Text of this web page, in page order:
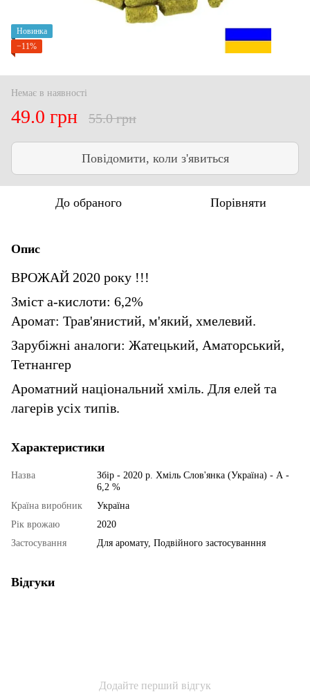
Новинка
−11%
Немає в наявності
49.0 грн 55.0 грн
Повідомити, коли з'явиться
До обраного Порівняти
Опис
ВРОЖАЙ 2020 року !!!
Зміст а-кислоти: 6,2%
Аромат: Трав'янистий, м'який, хмелевий.
Зарубіжні аналоги: Жатецький, Аматорський,
Тетнангер
Ароматний національний хміль. Для елей та
лагерів усіх типів.
Характеристики
Назва
Збір - 2020 р. Хміль Слов'янка (Україна) - А -
6,2 %
Країна виробник
Україна
Рік врожаю
2020
Застосування
Для аромату, Подвійного застосуванння
Відгуки
Додайте перший відгук